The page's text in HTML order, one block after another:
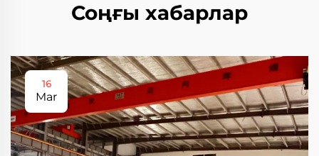
Соңғы хабарлар
16
Mar